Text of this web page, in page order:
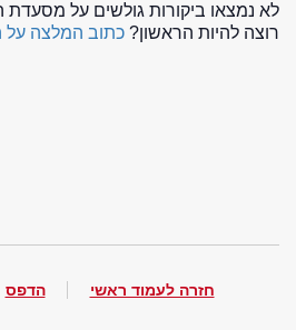
לא נמצאו ביקורות גולשים על מסעדת התמרים
רוצה להיות הראשון? כתוב המלצה על
חזרה לעמוד ראשי הדפס